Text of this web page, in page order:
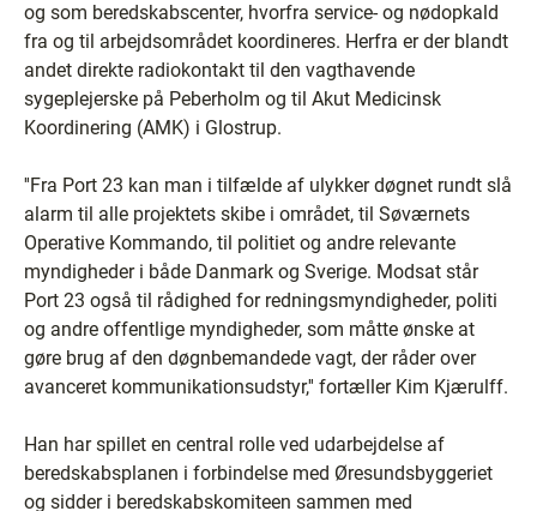
og som beredskabscenter, hvorfra service- og nødopkald
fra og til arbejdsområdet koordineres. Herfra er der blandt
andet direkte radiokontakt til den vagthavende
sygeplejerske på Peberholm og til Akut Medicinsk
Koordinering (AMK) i Glostrup.
''Fra Port 23 kan man i tilfælde af ulykker døgnet rundt slå
alarm til alle projektets skibe i området, til Søværnets
Operative Kommando, til politiet og andre relevante
myndigheder i både Danmark og Sverige. Modsat står
Port 23 også til rådighed for redningsmyndigheder, politi
og andre offentlige myndigheder, som måtte ønske at
gøre brug af den døgnbemandede vagt, der råder over
avanceret kommunikationsudstyr,'' fortæller Kim Kjærulff.
Han har spillet en central rolle ved udarbejdelse af
beredskabsplanen i forbindelse med Øresundsbyggeriet
og sidder i beredskabskomiteen sammen med